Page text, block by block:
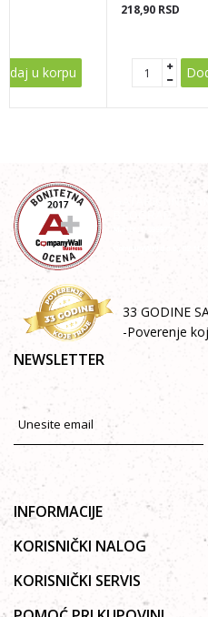
u korpu
218,90 RSD
33 GODINE
-Poverenje
NEWSLETTER
INFORMACIJE
O nama
Galerija
KORISNIČKI NALOG
Uputsvo za registraciju
Zaboravljena lozinka
KORISNIČKI SERVIS
Politika privatnosti